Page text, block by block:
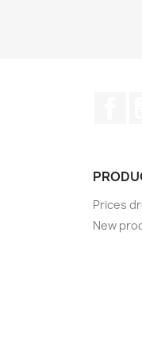
Prices
New